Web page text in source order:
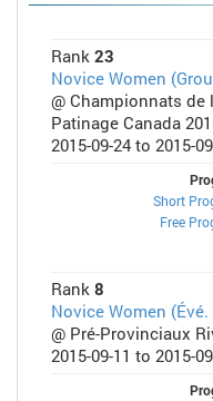
Rank 23
Novice Women
@ Championnats de
Patinage Canada
2015-09-24 to 2015-
Short
Free
Rank 8
Novice Women (Évé.
@ Pré-Provinciaux
2015-09-11 to 2015-